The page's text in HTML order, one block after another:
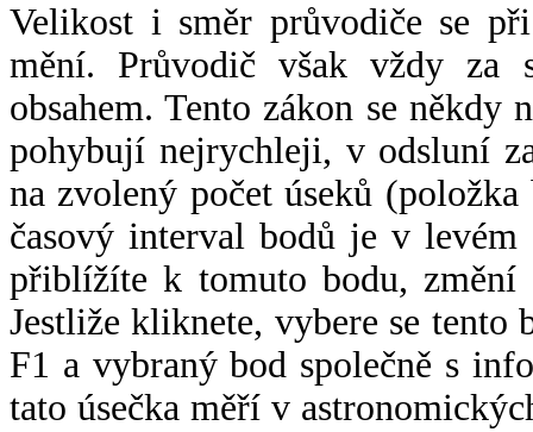
Velikost i směr průvodiče se
mění. Průvodič však vždy za
obsahem. Tento zákon se někdy
pohybují nejrychleji, v odsluní
na zvolený počet úseků
časový interval bodů je v
přiblížíte k tomuto bodu,
Jestliže kliknete, vybere se tento
F1 a vybraný bod společně s
tato úsečka měří v